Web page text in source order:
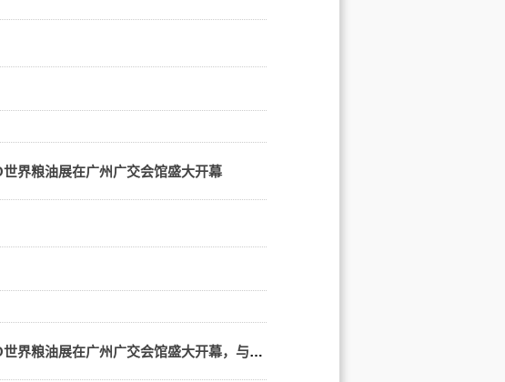
世界粮油展在广州广交会馆盛大开幕
【广东电视台报道】第15届IGO世界粮油展在广州广交会馆盛大开幕，与第30届IHE大健康展同期举办